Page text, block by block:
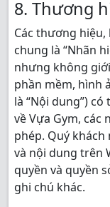
8. Thương
Các thương
chung là “Nhãn
nhưng không
phần mềm, hình
là “Nội dung”)
về Vựa Gym, các
phép. Quý khách
và nội dung trên
quyền và quyền
ghi chú khác.